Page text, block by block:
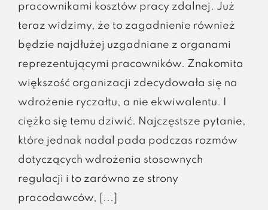
pracownikami kosztów pracy zdalnej. Już
teraz widzimy, że to zagadnienie również
będzie najdłużej uzgadniane z organami
reprezentującymi pracowników. Znakomita
większość organizacji zdecydowała się na
wdrożenie ryczałtu, a nie ekwiwalentu. I
ciężko się temu dziwić. Najczęstsze pytanie,
które jednak nadal pada podczas rozmów
dotyczących wdrożenia stosownych
regulacji i to zarówno ze strony
pracodawców, [...]